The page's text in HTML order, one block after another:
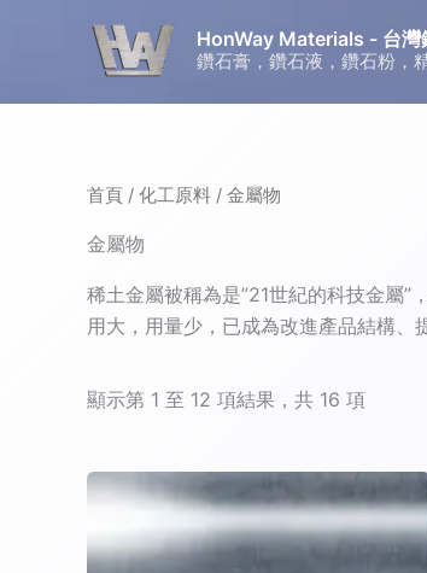
要
HonWay Materials - 台灣
鑽石膏，鑽石液，鑽石粉，
首頁 / 化工原料 / 金屬物
金屬物
稀土金屬被稱為是”21世紀的科技金屬
用大，用量少，已成為改進產品結構、
顯示第 1 至 12 項結果，共 16 項